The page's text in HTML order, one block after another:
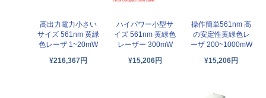
高出力電力小さい
サイズ 561nm 黄緑
色レーザ 1~20mW
¥216,367円
ハイパワー小型サ
イズ 561nm 黄緑色
レーザー 300mW
¥15,206円
操作簡単561nm 高
の安定性黄緑色レ
ーザ 200~1000mW
¥15,206円